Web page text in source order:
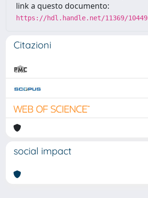
link a questo documento:
https://hdl.handle.net/11369/10449
Citazioni
social impact